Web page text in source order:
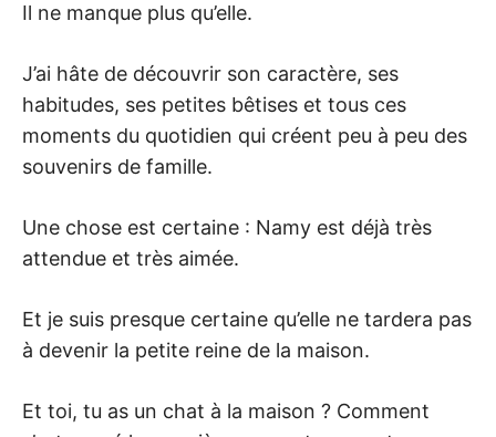
Il ne manque plus qu’elle.
J’ai hâte de découvrir son caractère, ses
habitudes, ses petites bêtises et tous ces
moments du quotidien qui créent peu à peu des
souvenirs de famille.
Une chose est certaine : Namy est déjà très
attendue et très aimée.
Et je suis presque certaine qu’elle ne tardera pas
à devenir la petite reine de la maison.
Et toi, tu as un chat à la maison ? Comment